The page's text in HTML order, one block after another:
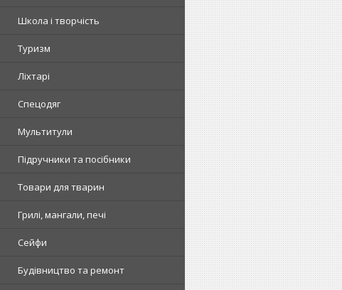
Школа і творчість
Туризм
Ліхтарі
Спецодяг
Мультитули
Підручники та посібники
Товари для тварин
Грилі, мангали, печі
Сейфи
Будівництво та ремонт